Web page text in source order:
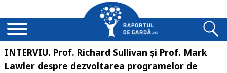
INTERVIU. Prof. Richard Sullivan și Prof. Mark
Lawler despre dezvoltarea programelor de